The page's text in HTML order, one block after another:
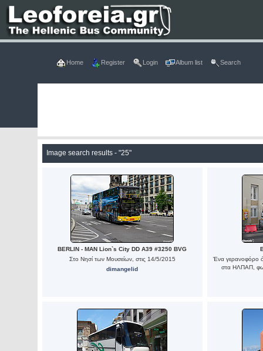
Home Register Login Album list Search
Image search results - "25"
BERLIN - MAN Lion`s City DD A39 #3250 BVG
Στο Νησί των Μουσείων, στις 14/5/2015
dimangelid
Ένα γερανοφόρο
στα ΗΛΠΑΠ,